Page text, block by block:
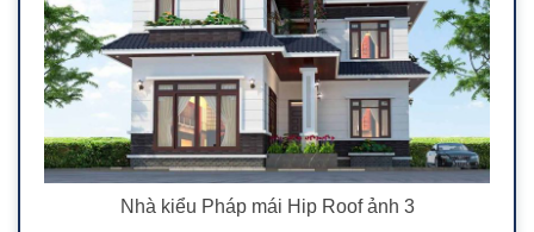
Nhà kiểu Pháp mái Hip Roof ảnh 3